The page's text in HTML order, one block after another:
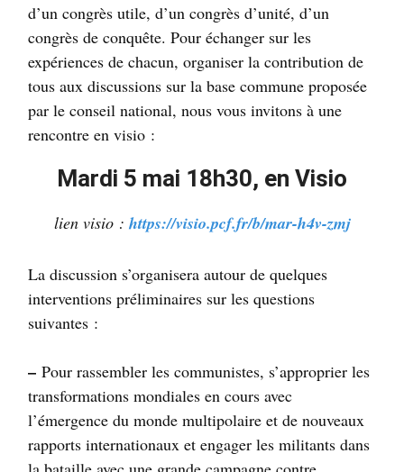
d’un congrès utile, d’un congrès d’unité, d’un
congrès de conquête. Pour échanger sur les
expériences de chacun, organiser la contribution de
tous aux discussions sur la base commune proposée
par le conseil national, nous vous invitons à une
rencontre en visio :
Mardi 5 mai 18h30, en Visio
lien visio : https://visio.pcf.fr/b/mar-h4v-zmj
La discussion s’organisera autour de quelques
interventions préliminaires sur les questions
suivantes :
– Pour rassembler les communistes, s’approprier les
transformations mondiales en cours avec
l’émergence du monde multipolaire et de nouveaux
rapports internationaux et engager les militants dans